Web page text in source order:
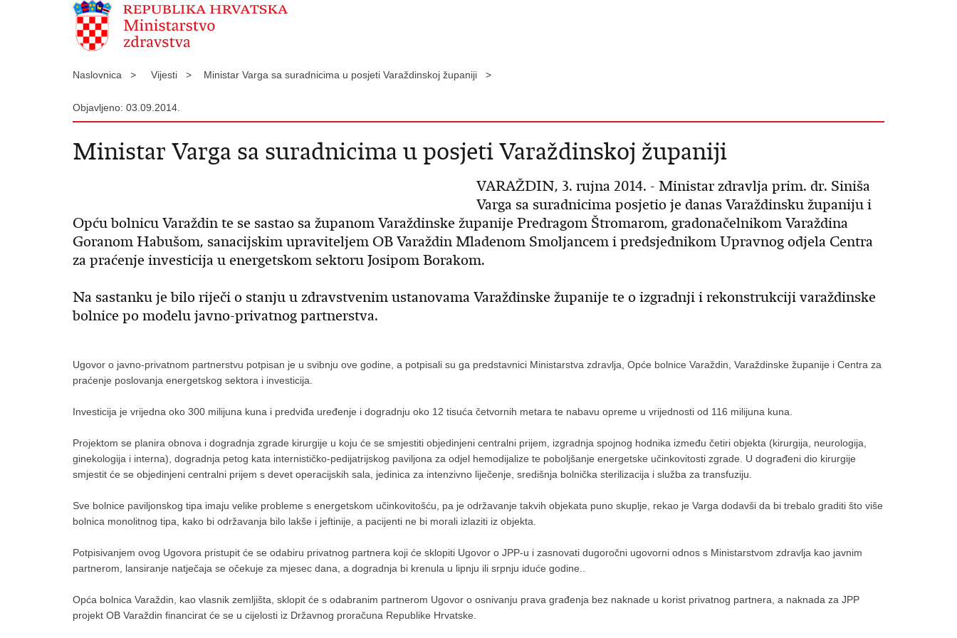
Naslovnica > Vijesti > Ministar Varga sa suradnicima u posjeti Varaždinskoj županiji >
Objavljeno: 03.09.2014.
Ministar Varga sa suradnicima u posjeti Varaždinskoj županiji
VARAŽDIN, 3. rujna 2014. - Ministar zdravlja prim. dr. Siniša
Varga sa suradnicima posjetio je danas Varaždinsku županiju i
Opću bolnicu Varaždin te se sastao sa županom Varaždinske županije Predragom Štromarom, gradonačelnikom Varaždina
Goranom Habušom, sanacijskim upraviteljem OB Varaždin Mladenom Smoljancem i predsjednikom Upravnog odjela Centra
za praćenje investicija u energetskom sektoru Josipom Borakom.
Na sastanku je bilo riječi o stanju u zdravstvenim ustanovama Varaždinske županije te o izgradnji i rekonstrukciji varaždinske
bolnice po modelu javno-privatnog partnerstva.
Ugovor o javno-privatnom partnerstvu potpisan je u svibnju ove godine, a potpisali su ga predstavnici Ministarstva zdravlja, Opće bolnice Varaždin, Varaždinske županije i Centra za
praćenje poslovanja energetskog sektora i investicija.
Investicija je vrijedna oko 300 milijuna kuna i predviđa uređenje i dogradnju oko 12 tisuća četvornih metara te nabavu opreme u vrijednosti od 116 milijuna kuna.
Projektom se planira obnova i dogradnja zgrade kirurgije u koju će se smjestiti objedinjeni centralni prijem, izgradnja spojnog hodnika između četiri objekta (kirurgija, neurologija,
ginekologija i interna), dogradnja petog kata internističko-pedijatrijskog paviljona za odjel hemodijalize te poboljšanje energetske učinkovitosti zgrade. U dograđeni dio kirurgije
smjestit će se objedinjeni centralni prijem s devet operacijskih sala, jedinica za intenzivno liječenje, središnja bolnička sterilizacija i služba za transfuziju.
Sve bolnice paviljonskog tipa imaju velike probleme s energetskom učinkovitošću, pa je održavanje takvih objekata puno skuplje, rekao je Varga dodavši da bi trebalo graditi što više
bolnica monolitnog tipa, kako bi održavanja bilo lakše i jeftinije, a pacijenti ne bi morali izlaziti iz objekta.
Potpisivanjem ovog Ugovora pristupit će se odabiru privatnog partnera koji će sklopiti Ugovor o JPP-u i zasnovati dugoročni ugovorni odnos s Ministarstvom zdravlja kao javnim
partnerom, lansiranje natječaja se očekuje za mjesec dana, a dogradnja bi krenula u lipnju ili srpnju iduće godine..
Opća bolnica Varaždin, kao vlasnik zemljišta, sklopit će s odabranim partnerom Ugovor o osnivanju prava građenja bez naknade u korist privatnog partnera, a naknada za JPP
projekt OB Varaždin financirat će se u cijelosti iz Državnog proračuna Republike Hrvatske.